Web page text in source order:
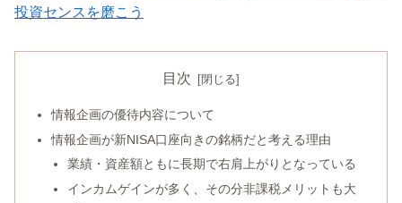
投資センスを磨こう
目次
情報企画の優待内容について
情報企画が新NISA口座向きの銘柄だと考える理由
業績・資産額ともに長期で右肩上がりとなっている
インカムゲインが多く、その分非課税メリットも大